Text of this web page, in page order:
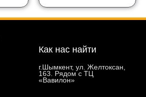
Как нас найти
г.Шымкент, ул. Желтоксан,
163. Рядом с ТЦ
«Вавилон»